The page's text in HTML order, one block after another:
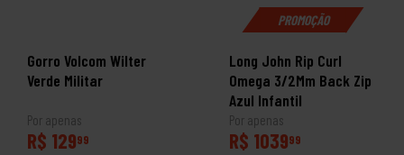
Gorro Volcom Wilter
Verde Militar
Por apenas
R$ 12999
PROMOÇÃO
Long John Rip Curl
Omega 3/2Mm Back Zip
Azul Infantil
Por apenas
R$ 103999